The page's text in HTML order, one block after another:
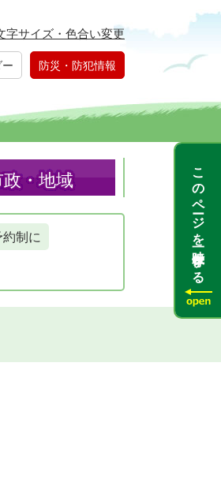
字サイズ・色合い変更
防災・防犯情報
・地域
制に
このページを一時保存する